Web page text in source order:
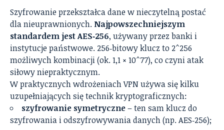
Szyfrowanie przekształca dane w nieczytelną postać
dla nieuprawnionych. Najpowszechniejszym
standardem jest AES‑256, używany przez banki i
instytucje państwowe. 256‑bitowy klucz to 2^256
możliwych kombinacji (ok. 1,1 × 10^77), co czyni atak
siłowy niepraktycznym.
W praktycznych wdrożeniach VPN używa się kilku
uzupełniających się technik kryptograficznych:
szyfrowanie symetryczne– ten sam klucz do
szyfrowania i odszyfrowywania danych (np. AES‑256);